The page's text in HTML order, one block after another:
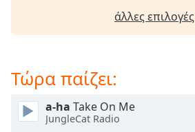
dialog
will
and
close
άλλες επιλογές
Τώρα παίζει:
a-ha Take On Me
JungleCat Radio